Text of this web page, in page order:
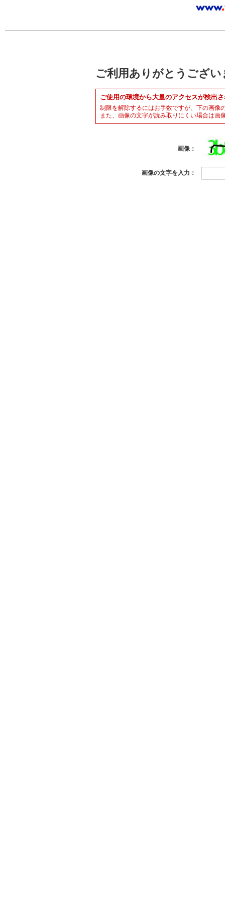
ご利用ありがとうござい
ご使用の環境から大量のアクセスが検出
制限を解除するにはお手数ですが、下の画像
また、画像の文字が読み取りにくい場合は画
画像：
画像の文字を入力：